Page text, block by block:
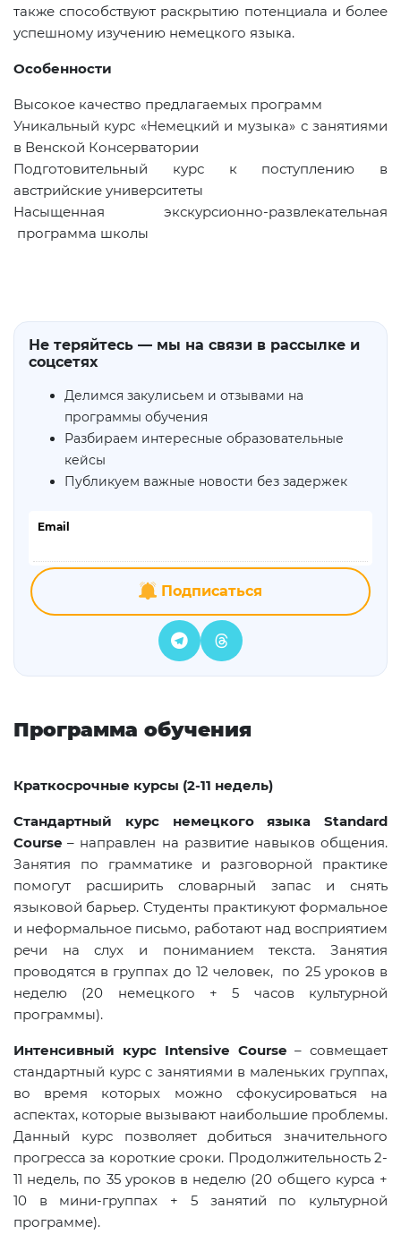
также способствуют раскрытию потенциала и более
успешному изучению немецкого языка.
Особенности
Высокое качество предлагаемых программ
Уникальный курс «Немецкий и музыка» с занятиями
в Венской Консерватории
Подготовительный курс к поступлению в
австрийские университеты
Насыщенная экскурсионно-развлекательная
программа школы
Не теряйтесь — мы на связи в рассылке и
соцсетях
Делимся закулисьем и отзывами на
программы обучения
Разбираем интересные образовательные
кейсы
Публикуем важные новости без задержек
Email
Подписаться
Программа обучения
Краткосрочные курсы (2-11 недель)
Стандартный курс немецкого языка Standard
Course – направлен на развитие навыков общения.
Занятия по грамматике и разговорной практике
помогут расширить словарный запас и снять
языковой барьер. Студенты практикуют формальное
и неформальное письмо, работают над восприятием
речи на слух и пониманием текста. Занятия
проводятся в группах до 12 человек, по 25 уроков в
неделю (20 немецкого + 5 часов культурной
программы).
Интенсивный курс Intensive Course– совмещает
стандартный курс с занятиями в маленьких группах,
во время которых можно сфокусироваться на
аспектах, которые вызывают наибольшие проблемы.
Данный курс позволяет добиться значительного
прогресса за короткие сроки. Продолжительность 2-
11 недель, по 35 уроков в неделю (20 общего курса +
10 в мини-группах + 5 занятий по культурной
программе).